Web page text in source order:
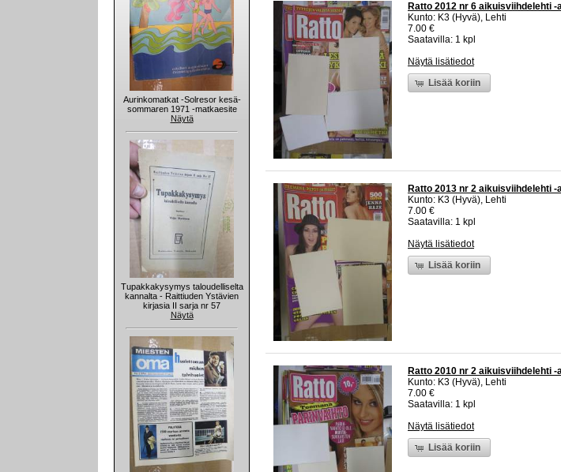
Aurinkomatkat -Solresor kesä-
sommaren 1971 -matkaesite
Näytä
Tupakkakysymys taloudelliselta
kannalta - Raittiuden Ystävien
kirjasia II sarja nr 57
Näytä
Ratto 2012 nr 6 aikuisviihdelehti
Kunto: K3 (Hyvä), Lehti
7.00 €
Saatavilla: 1 kpl
Näytä lisätiedot
Lisää koriin
Ratto 2013 nr 2 aikuisviihdelehti
Kunto: K3 (Hyvä), Lehti
7.00 €
Saatavilla: 1 kpl
Näytä lisätiedot
Lisää koriin
Ratto 2010 nr 2 aikuisviihdelehti
Kunto: K3 (Hyvä), Lehti
7.00 €
Saatavilla: 1 kpl
Näytä lisätiedot
Lisää koriin